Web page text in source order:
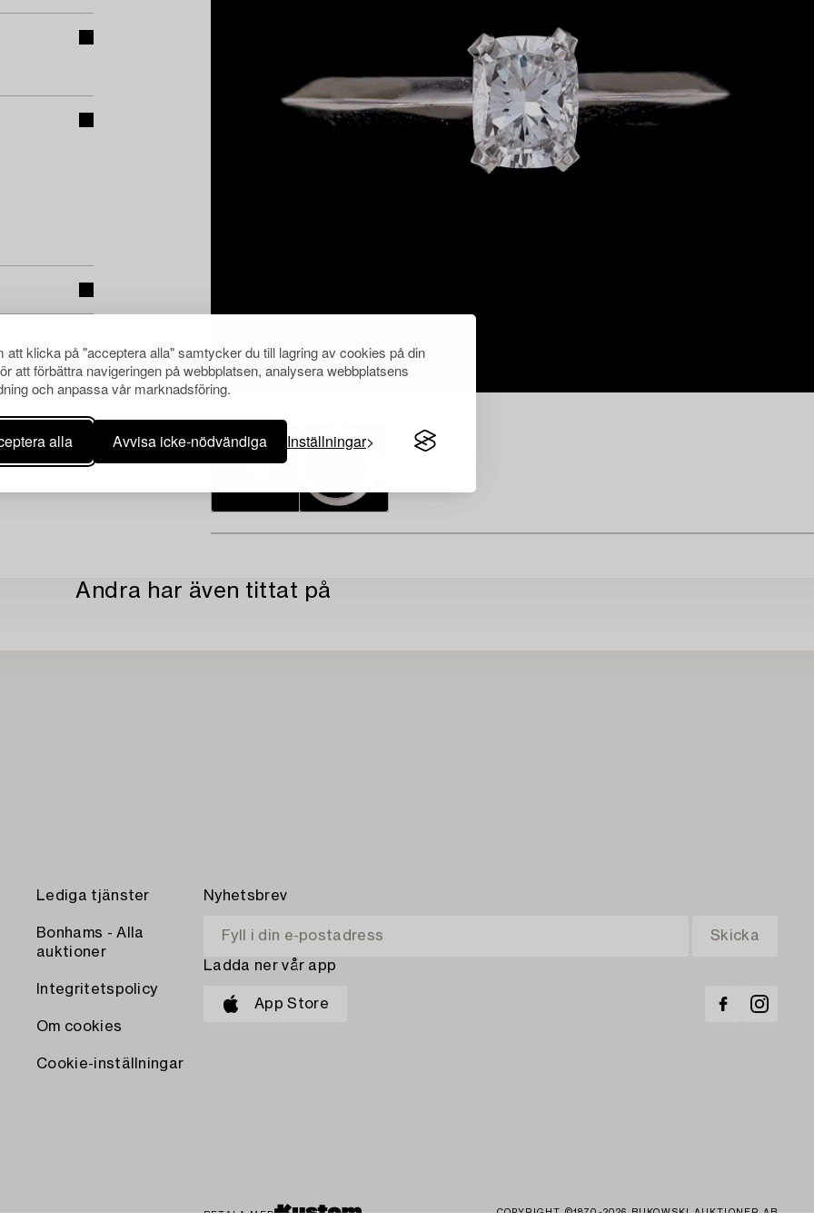
att klicka på "acceptera alla" samtycker du till lagring av cookies på din
att förbättra navigeringen på webbplatsen, analysera webbplatsens
och anpassa vår marknadsföring.
alla Avvisa icke-nödvändiga Inställningar
Andra har även tittat på
Lediga tjänster
Bonhams - Alla
auktioner
Integritetspolicy
Om cookies
Cookie-inställningar
Nyhetsbrev
Ladda ner vår app
App Store
BETALA MED COPYRIGHT ©1870-2026 BUKOWSKI AUKTIONER AB